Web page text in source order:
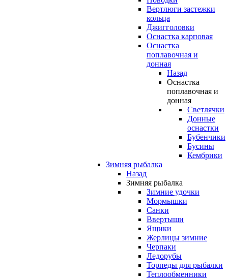
Вертлюги застежки
кольца
Джигголовки
Оснастка карповая
Оснастка
поплавочная и
донная
Назад
Оснастка
поплавочная и
донная
Светлячки
Донные
оснастки
Бубенчики
Бусины
Кембрики
Зимняя рыбалка
Назад
Зимняя рыбалка
Зимние удочки
Мормышки
Санки
Ввертыши
Ящики
Жерлицы зимние
Черпаки
Ледорубы
Торпеды для рыбалки
Теплообменники